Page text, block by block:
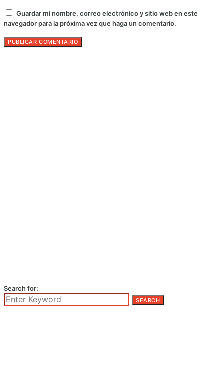
Guardar mi nombre, correo electrónico y sitio web en este
navegador para la próxima vez que haga un comentario.
Search for:
SEARCH